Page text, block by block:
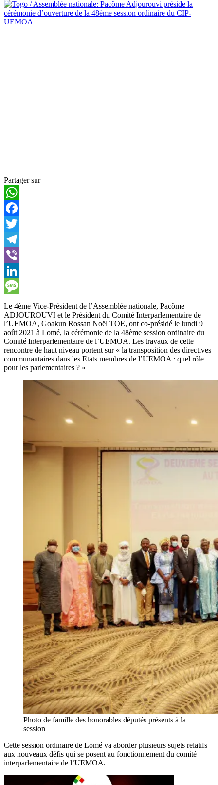
Partager sur
WhatsApp
Facebook
Twitter
Telegram
Viber
LinkedIn
Message
Le 4ème Vice-Président de l’Assemblée nationale, Pacôme
ADJOUROUVI et le Président du Comité Interparlementaire de
l’UEMOA, Goakun Rossan Noël TOE, ont co-présidé le lundi 9
août 2021 à Lomé, la cérémonie de la 48ème session ordinaire du
Comité Interparlementaire de l’UEMOA. Les travaux de cette
rencontre de haut niveau portent sur « la transposition des directives
communautaires dans les Etats membres de l’UEMOA : quel rôle
pour les parlementaires ? »
Photo de famille des honorables députés présents à la
session
Cette session ordinaire de Lomé va aborder plusieurs sujets relatifs
aux nouveaux défis qui se posent au fonctionnement du comité
interparlementaire de l’UEMOA.